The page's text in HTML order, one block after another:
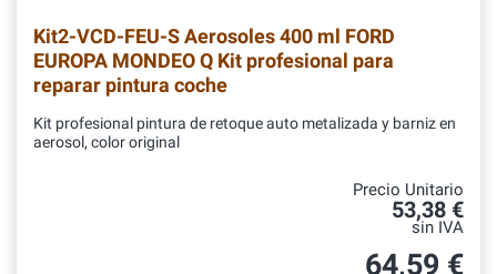
Kit2-VCD-FEU-SAerosoles 400 ml FORD
EUROPA MONDEO Q Kit profesional para
reparar pintura coche
Kit profesional pintura de retoque auto metalizada y barniz en
aerosol, color original
Precio Unitario
53,38 €
sin IVA
64,59 €